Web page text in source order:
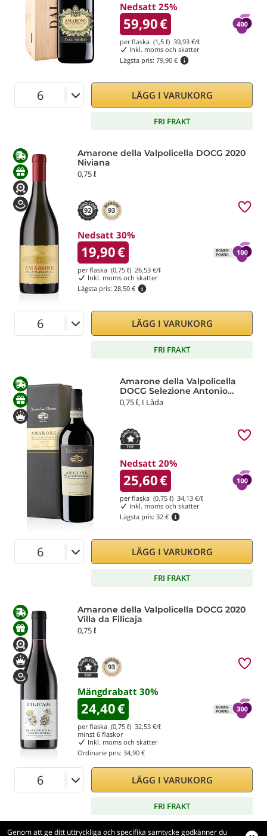
Nedsatt 25%
59,90€
per flaska (1,5 ℓ) 39,93€/ℓ
Inkl. moms och skatter
Lägsta pris: 79,90 €
LÄGG I VARUKORG
FRI FRAKT
Amarone della Valpolicella DOCG 2020
Niviana
0,75 ℓ
92 93
Nedsatt 30%
19,90€
per flaska (0,75 ℓ) 26,53 €/ℓ
Inkl. moms och skatter
Lägsta pris: 28,50 €
LÄGG I VARUKORG
FRI FRAKT
Amarone della Valpolicella
DOCG Selezione Antonio
Castagnedi 2021 Tenuta
Sant'Antonio
0,75 ℓ, I Låda
Nedsatt 20%
25,60€
per flaska (0,75 ℓ) 34,13€/ℓ
Inkl. moms och skatter
Lägsta pris: 32 €
LÄGG I VARUKORG
FRI FRAKT
Amarone della Valpolicella DOCG 2020
Villa da Filicaja
0,75 ℓ
93
Mängdrabatt 30%
24,40€
per flaska (0,75 ℓ) 32,53 €/ℓ
minst 6 flaskor
Inkl. moms och skatter
Ordinarie pris: 34,90 €
LÄGG I VARUKORG
FRI FRAKT
Genom att ge ditt uttryckliga och specifika samtycke godkänner du